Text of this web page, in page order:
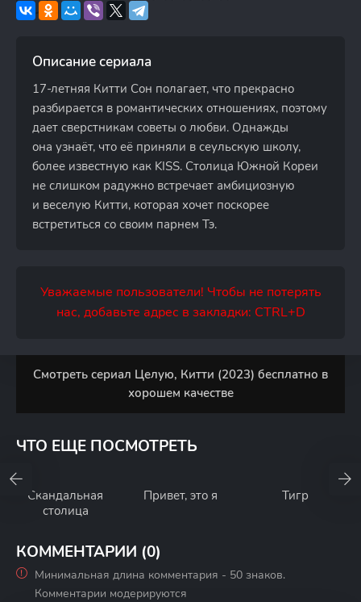
Описание сериала
17-летняя Китти Сон полагает, что прекрасно
разбирается в романтических отношениях, поэтому
дает сверстникам советы о любви. Однажды
она узнаёт, что её приняли в сеульскую школу,
более известную как KISS. Столица Южной Кореи
не слишком радужно встречает амбициозную
и веселую Китти, которая хочет поскорее
встретиться со своим парнем Тэ.
Уважаемые пользователи! Чтобы не потерять
нас, добавьте адрес в закладки: CTRL+D
Смотреть сериал Целую, Китти (2023) бесплатно в
хорошем качестве
ЧТО ЕЩЕ ПОСМОТРЕТЬ
Скандальная
столица
Привет, это я Тигр
КОММЕНТАРИИ (0)
Минимальная длина комментария - 50 знаков.
Комментарии модерируются